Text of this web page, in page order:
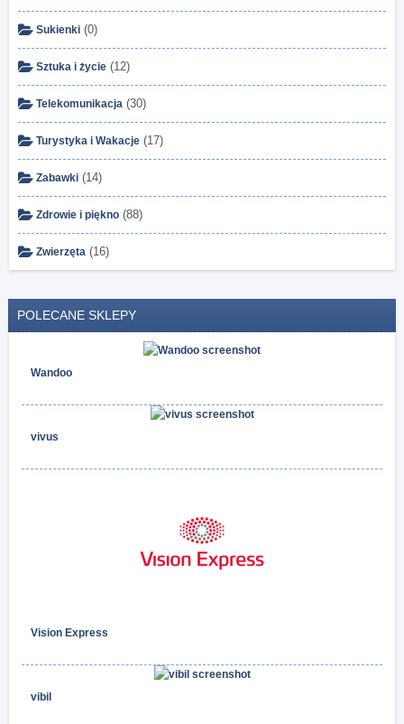
Sukienki (0)
Sztuka i życie (12)
Telekomunikacja (30)
Turystyka i Wakacje (17)
Zabawki (14)
Zdrowie i piękno (88)
Zwierzęta (16)
POLECANE SKLEPY
Wandoo
vivus
Vision Express
vibil